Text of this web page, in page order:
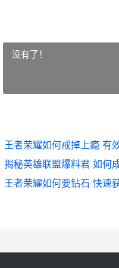
没有了！
王者荣耀如何戒掉上瘾 有
王者荣耀如何要钻石 快速